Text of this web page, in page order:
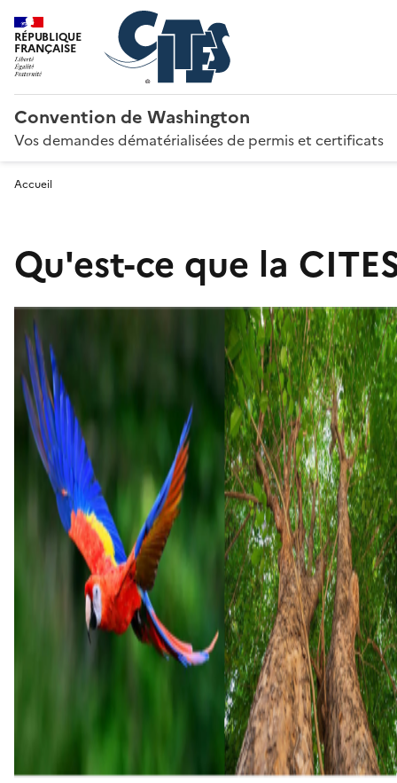
RÉPUBLIQUE
FRANÇAISE
Convention de Washington
Vos demandes dématérialisées de permis et certificats
Accueil
Qu'est-ce que la